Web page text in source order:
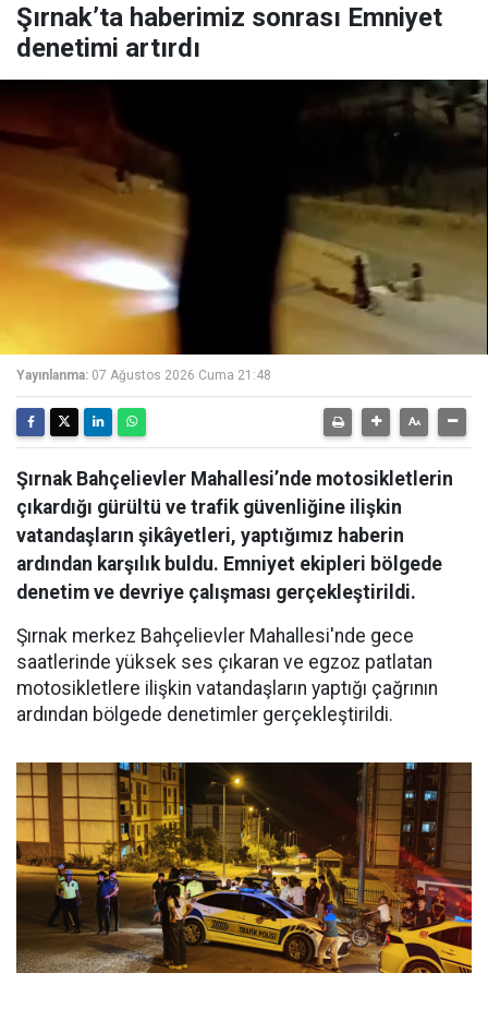
Şırnak’ta haberimiz sonrası Emniyet
denetimi artırdı
Yayınlanma: 07 Ağustos 2026 Cuma 21:48
Şırnak Bahçelievler Mahallesi’nde motosikletlerin
çıkardığı gürültü ve trafik güvenliğine ilişkin
vatandaşların şikâyetleri, yaptığımız haberin
ardından karşılık buldu. Emniyet ekipleri bölgede
denetim ve devriye çalışması gerçekleştirildi.
Şırnak merkez Bahçelievler Mahallesi'nde gece
saatlerinde yüksek ses çıkaran ve egzoz patlatan
motosikletlere ilişkin vatandaşların yaptığı çağrının
ardından bölgede denetimler gerçekleştirildi.